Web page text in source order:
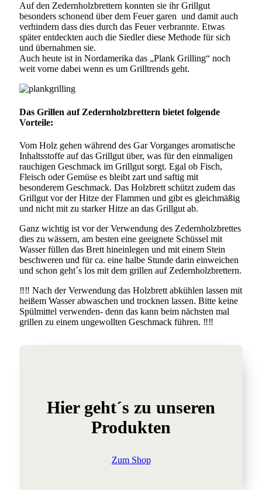
Auf den Zedernholzbrettern konnten sie ihr Grillgut
besonders schonend über dem Feuer garen und damit auch
verhindern dass dies durch das Feuer verbrannte. Etwas
später entdeckten auch die Siedler diese Methode für sich
und übernahmen sie.
Auch heute ist in Nordamerika das „Plank Grilling“ noch
weit vorne dabei wenn es um Grilltrends geht.
Das Grillen auf Zedernholzbrettern bietet folgende
Vorteile:
Vom Holz gehen während des Gar Vorganges aromatische
Inhaltsstoffe auf das Grillgut über, was für den einmaligen
rauchigen Geschmack im Grillgut sorgt. Egal ob Fisch,
Fleisch oder Gemüse es bleibt zart und saftig mit
besonderem Geschmack. Das Holzbrett schützt zudem das
Grillgut vor der Hitze der Flammen und gibt es gleichmäßig
und nicht mit zu starker Hitze an das Grillgut ab.
Ganz wichtig ist vor der Verwendung des Zedernholzbrettes
dies zu wässern, am besten eine geeignete Schüssel mit
Wasser füllen das Brett hineinlegen und mit einem Stein
beschweren und für ca. eine halbe Stunde darin einweichen
und schon geht´s los mit dem grillen auf Zedernholzbrettern.
‼️‼️ Nach der Verwendung das Holzbrett abkühlen lassen mit
heißem Wasser abwaschen und trocknen lassen. Bitte keine
Spülmittel verwenden- denn das kann beim nächsten mal
grillen zu einem ungewollten Geschmack führen. ‼️‼️
Hier geht´s zu unseren
Produkten
Zum Shop